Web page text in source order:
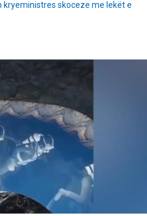
skoceze me lekët e